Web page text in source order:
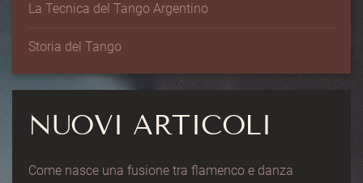
La Tecnica del Tango Argentino
Storia del Tango
NUOVI ARTICOLI
Come nasce una fusione tra flamenco e danza